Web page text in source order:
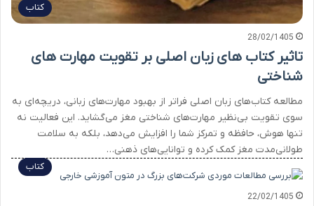
کتاب
28/02/1405
تاثیر کتاب های زبان اصلی بر تقویت مهارت های
شناختی
مطالعه کتاب‌های زبان اصلی فراتر از بهبود مهارت‌های زبانی، دریچه‌ای به
سوی تقویت بی‌نظیر مهارت‌های شناختی مغز می‌گشاید. این فعالیت نه
تنها هوش، حافظه و تمرکز شما را افزایش می‌دهد، بلکه به سلامت
طولانی‌مدت مغز کمک کرده و توانایی‌های ذهنی…
کتاب
22/02/1405